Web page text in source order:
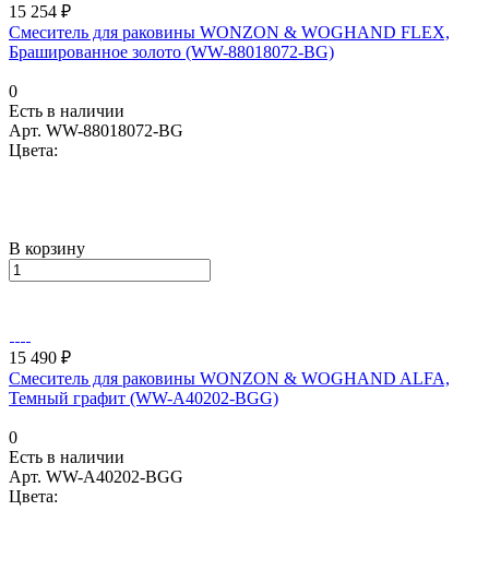
15 254 ₽
Смеситель для раковины WONZON & WOGHAND FLEX,
Брашированное золото (WW-88018072-BG)
0
Есть в наличии
Арт. WW-88018072-BG
Цвета:
В корзину
15 490 ₽
Смеситель для раковины WONZON & WOGHAND ALFA,
Темный графит (WW-A40202-BGG)
0
Есть в наличии
Арт. WW-A40202-BGG
Цвета: